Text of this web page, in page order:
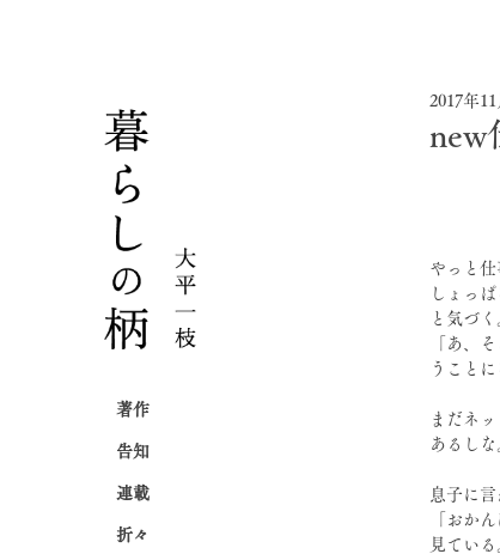
new
2017年11
やっと仕
しょっ
と気づく
「あ、
うこと
まだネ
あるしな
息子に言
「おか
見てい
著作
告知
連載
折々